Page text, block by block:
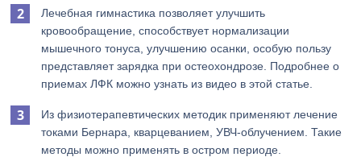
Лечебная гимнастика позволяет улучшить
кровообращение, способствует нормализации
мышечного тонуса, улучшению осанки, особую пользу
представляет зарядка при остеохондрозе. Подробнее о
приемах ЛФК можно узнать из видео в этой статье.
Из физиотерапевтических методик применяют лечение
токами Бернара, кварцеванием, УВЧ-облучением. Такие
методы можно применять в остром периоде.